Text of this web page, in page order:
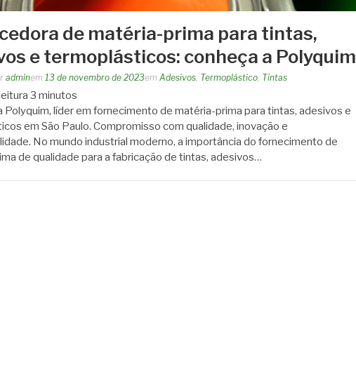
de matéria-prima para tintas,
e termoplásticos: conheça a Polyquim
adminem 13 de novembro de 2023em Adesivos Termoplástico Tintas
3 minutos
Polyquim, líder em fornecimento de matéria-prima para tintas, adesivos e
em São Paulo. Compromisso com qualidade, inovação e
No mundo industrial moderno, a importância do fornecimento de
de qualidade para a fabricação de tintas, adesivos…